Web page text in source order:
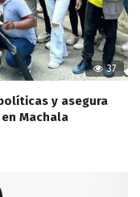
37
y asegura
Machala